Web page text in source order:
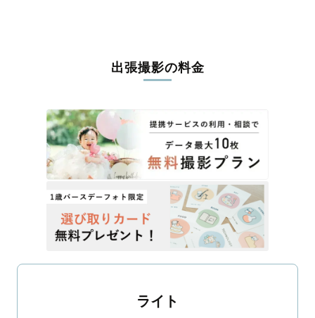
出会えます。まずは、ラブグラフの撮影事例
出張撮影の料金
ライト